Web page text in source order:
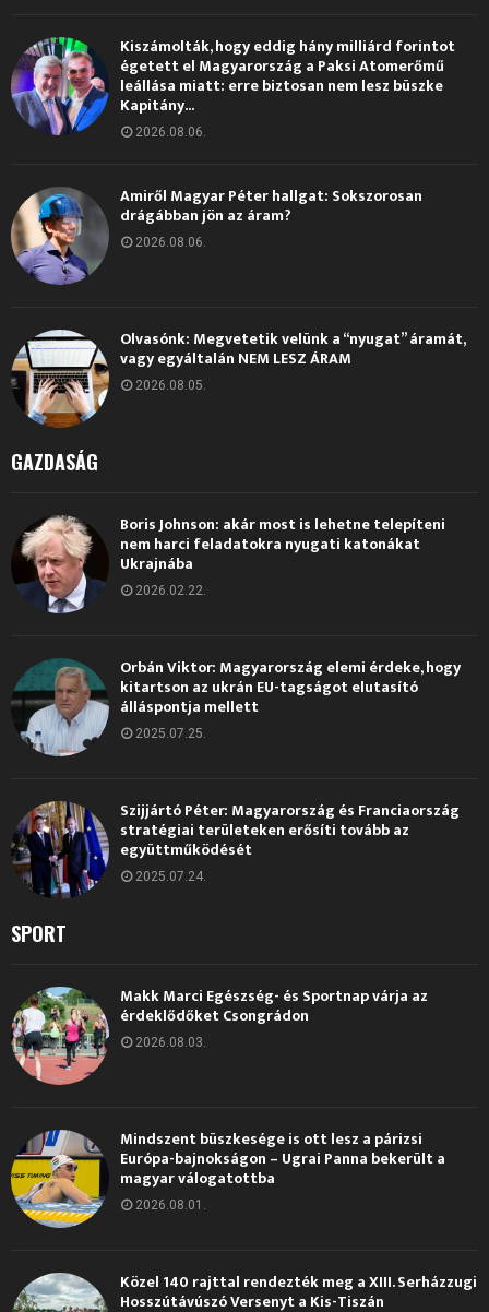
Kiszámolták, hogy eddig hány milliárd forintot
égetett el Magyarország a Paksi Atomerőmű
leállása miatt: erre biztosan nem lesz büszke
Kapitány...
2026.08.06.
Amiről Magyar Péter hallgat: Sokszorosan
drágábban jön az áram?
2026.08.06.
Olvasónk: Megvetetik velünk a “nyugat” áramát,
vagy egyáltalán NEM LESZ ÁRAM
2026.08.05.
GAZDASÁG
Boris Johnson: akár most is lehetne telepíteni
nem harci feladatokra nyugati katonákat
Ukrajnába
2026.02.22.
Orbán Viktor: Magyarország elemi érdeke, hogy
kitartson az ukrán EU-tagságot elutasító
álláspontja mellett
2025.07.25.
Szijjártó Péter: Magyarország és Franciaország
stratégiai területeken erősíti tovább az
együttműködését
2025.07.24.
SPORT
Makk Marci Egészség- és Sportnap várja az
érdeklődőket Csongrádon
2026.08.03.
Mindszent büszkesége is ott lesz a párizsi
Európa-bajnokságon – Ugrai Panna bekerült a
magyar válogatottba
2026.08.01.
Közel 140 rajttal rendezték meg a XIII. Serházzugi
Hosszútávúszó Versenyt a Kis-Tiszán